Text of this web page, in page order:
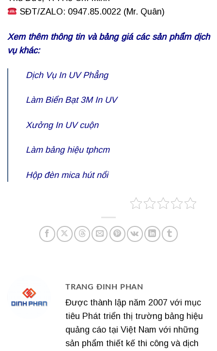
SĐT/ZALO: 0947.85.0022 (Mr. Quân)
Xem thêm thông tin và bảng giá các sản phẩm dịch
vụ khác:
Dịch Vụ In UV Phẳng
Làm Biển Bạt 3M In UV
Xưởng In UV cuộn
Làm bảng hiệu tphcm
Hộp đèn mica hút nổi
TRANG ĐINH PHAN
Được thành lập năm 2007 với mục
tiêu Phát triển thị trường bảng hiệu
quảng cáo tại Việt Nam với những
sản phẩm thiết kế thi công và dịch